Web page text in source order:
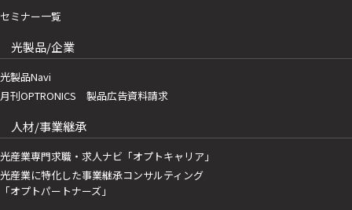
セミナー一覧
光製品/企業
光製品Navi
月刊OPTRONICS 製品広告資料請求
人材/事業継承
光産業専門求職・求人ナビ「オプトキャリア」
光産業に特化した事業継承コンサルティング
「オプトパートナーズ」